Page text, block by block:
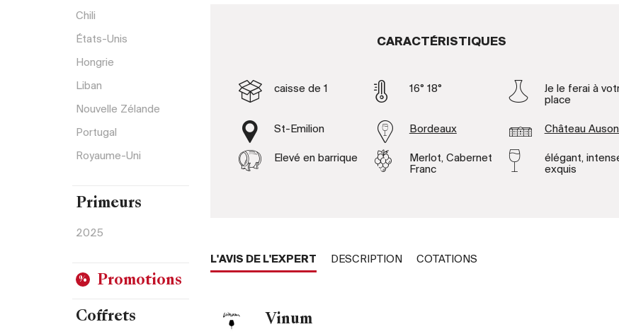
Chili
États-Unis
Hongrie
Liban
Nouvelle Zélande
Portugal
Royaume-Uni
Primeurs
2025
Promotions
Coffrets
CARACTÉRISTIQUES
caisse de 1 16° 18°
Je le ferai à
place
St-Emilion Bordeaux Château
Elevé en barrique
Merlot, Cabernet
Franc
élégant,
exquis
L'AVIS DE L'EXPERT DESCRIPTION COTATIONS
Vinum